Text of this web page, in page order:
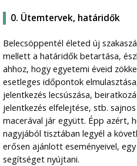
0. Ütemtervek, határidők
Belecsöppentél életed új
mellett a határidők betartása,
ahhoz, hogy egyetemi éveid
esetleges időpontok
jelentkezés lecsúszása,
jelentkezés elfelejtése, stb.
macerával jár együtt. Épp azért,
nagyjából tisztában legyél a
erősen ajánlott eseményeivel,
segítséget nyújtani.